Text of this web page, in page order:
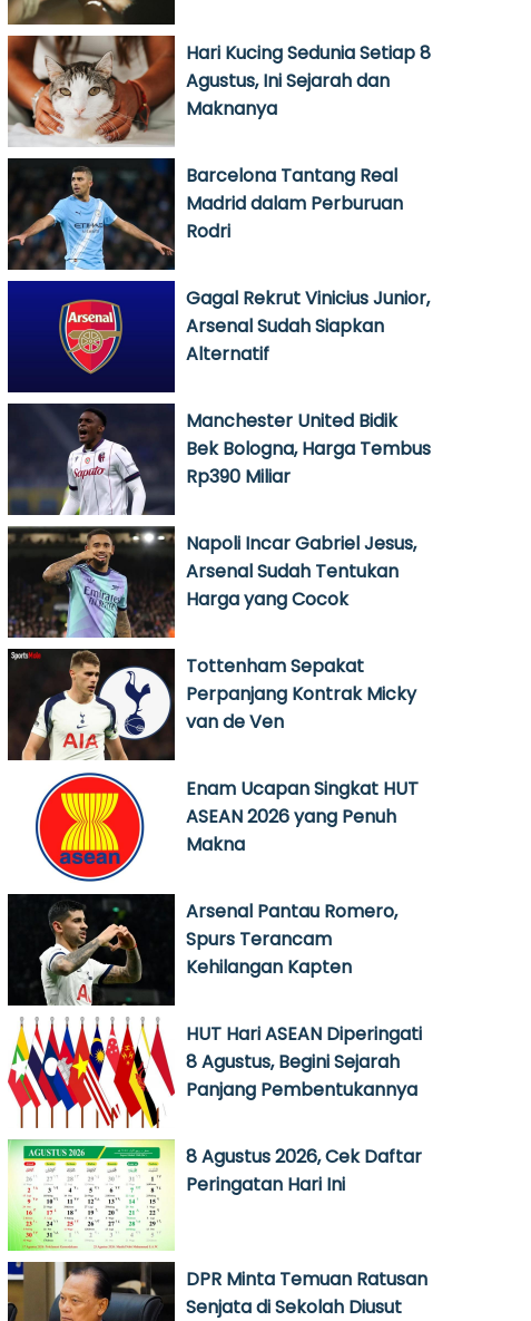
Hari Kucing Sedunia Setiap 8
Agustus, Ini Sejarah dan
Maknanya
Barcelona Tantang Real
Madrid dalam Perburuan
Rodri
Gagal Rekrut Vinicius Junior,
Arsenal Sudah Siapkan
Alternatif
Manchester United Bidik
Bek Bologna, Harga Tembus
Rp390 Miliar
Napoli Incar Gabriel Jesus,
Arsenal Sudah Tentukan
Harga yang Cocok
Tottenham Sepakat
Perpanjang Kontrak Micky
van de Ven
Enam Ucapan Singkat HUT
ASEAN 2026 yang Penuh
Makna
Arsenal Pantau Romero,
Spurs Terancam
Kehilangan Kapten
HUT Hari ASEAN Diperingati
8 Agustus, Begini Sejarah
Panjang Pembentukannya
8 Agustus 2026, Cek Daftar
Peringatan Hari Ini
DPR Minta Temuan Ratusan
Senjata di Sekolah Diusut